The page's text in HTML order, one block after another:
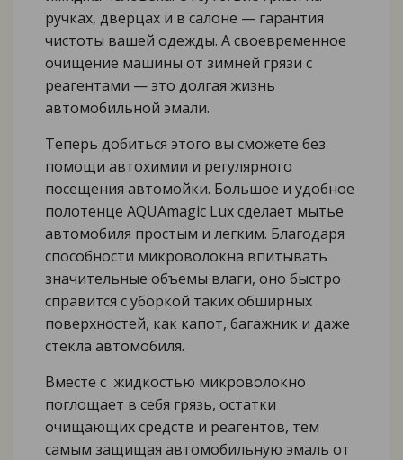
ручках, дверцах и в салоне — гарантия
чистоты вашей одежды. А своевременное
очищение машины от зимней грязи с
реагентами — это долгая жизнь
автомобильной эмали.
Теперь добиться этого вы сможете без
помощи автохимии и регулярного
посещения автомойки. Большое и удобное
полотенце AQUAmagic Lux сделает мытье
автомобиля простым и легким. Благодаря
способности микроволокна впитывать
значительные объемы влаги, оно быстро
справится с уборкой таких обширных
поверхностей, как капот, багажник и даже
стёкла автомобиля.
Вместе с жидкостью микроволокно
поглощает в себя грязь, остатки
очищающих средств и реагентов, тем
самым защищая автомобильную эмаль от